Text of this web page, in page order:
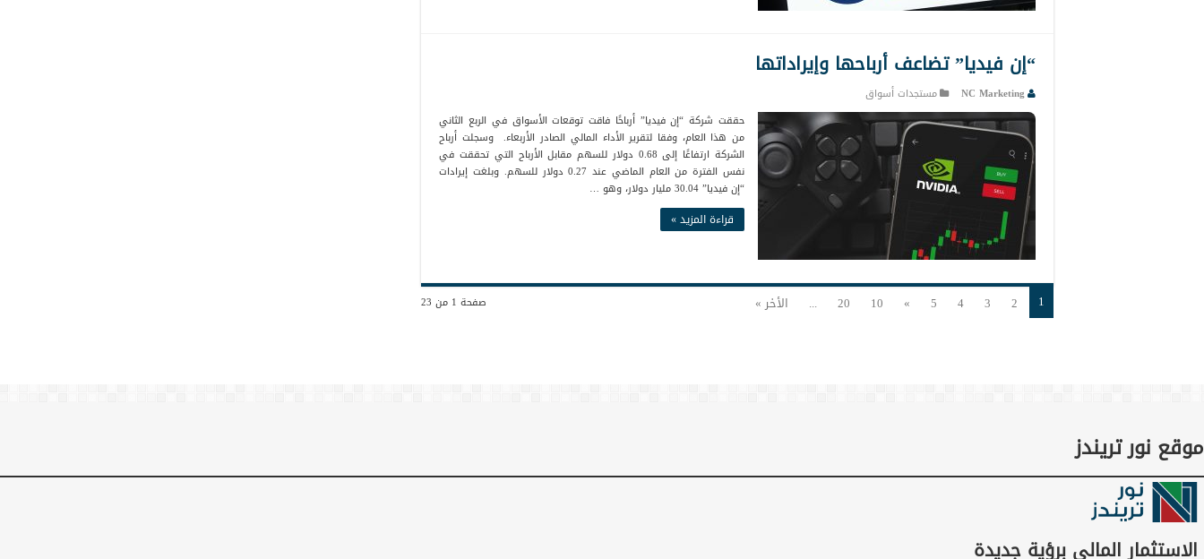
“إن فيديا” تضاعف أرباحها وإيراداتها
NC Marketing
مستجدات أسواق
حققت شركة “إن فيديا” أرباحًا فاقت توقعات الأسواق في الربع الثاني
من هذا العام، وفقا لتقرير الأداء المالي الصادر الأربعاء. وسجلت أرباح
الشركة ارتفاعًا إلى 0.68 دولار للسهم مقابل الأرباح التي تحققت في
نفس الفترة من العام الماضي عند 0.27 دولار للسهم. وبلغت إيرادات
“إن فيديا” 30.04 مليار دولار، وهو …
قراءة المزيد »
صفحة 1 من 23 1
2
3
4
5
»
10
20
... الأخر »
موقع نور تريندز
الاستثمار المالي برؤية جديدة